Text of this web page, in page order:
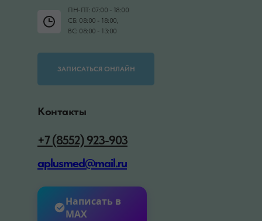
ПН-ПТ: 07:00 - 18:00
СБ: 08:00 - 18:00,
ВС: 08:00 - 13:00
ЗАПИСАТЬСЯ ОНЛАЙН
Контакты
aplusmed@mail.ru
+7 (8552) 923-903
Написать в
MAX